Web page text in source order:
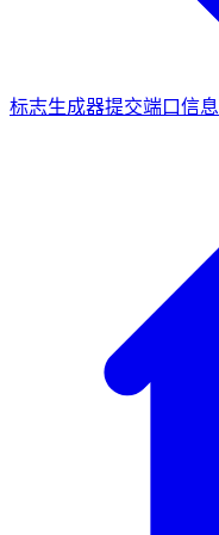
标志生成器提交端口信息